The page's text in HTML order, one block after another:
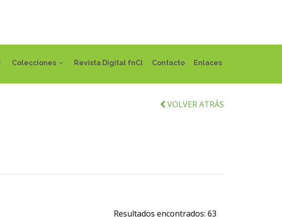
Colecciones Revista Digital fnCl Contacto Enlaces
VOLVER ATRÁS
Resultados encontrados: 63